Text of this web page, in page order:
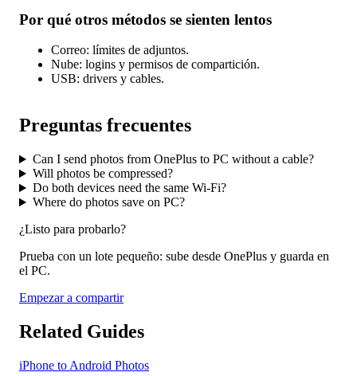
Por qué otros métodos se sienten lentos
Correo: límites de adjuntos.
Nube: logins y permisos de compartición.
USB: drivers y cables.
Preguntas frecuentes
Can I send photos from OnePlus to PC without a cable?
Will photos be compressed?
Do both devices need the same Wi-Fi?
Where do photos save on PC?
¿Listo para probarlo?
Prueba con un lote pequeño: sube desde OnePlus y guarda en
el PC.
Empezar a compartir
Related Guides
iPhone to Android Photos